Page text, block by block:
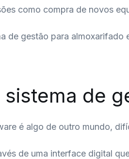
como compra de novos
de gestão para almoxarifado
de
é algo de outro mundo,
de uma interface digital